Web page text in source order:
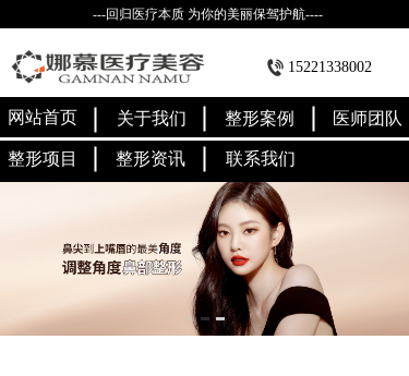
---回归医疗本质 为你的美丽保驾护航----
15221338002
网站首页 关于我们 医师团队
整形案例
整形项目 整形资讯 联系我们